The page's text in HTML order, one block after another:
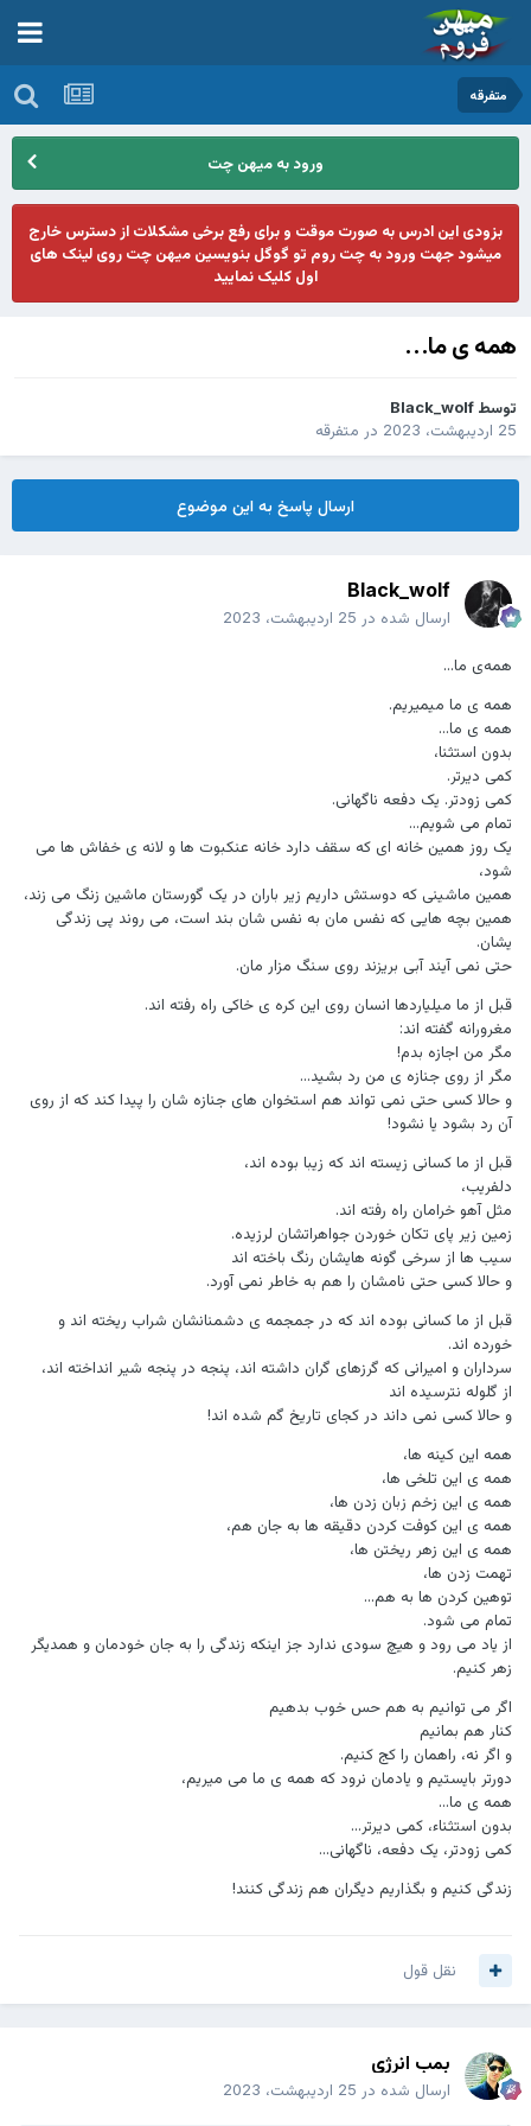
متفرقه
ورود به میهن چت
بزودی این ادرس به صورت موقت و برای رفع برخی مشکلات از دسترس خارج
میشود جهت ورود به چت روم تو گوگل بنویسین میهن چت روی لینک های
اول کلیک نمایید
همه ی ما...
توسط Black_wolf
25 اردیبهشت، 2023
در متفرقه
ارسال پاسخ به این موضوع
Black_wolf
ارسال شده در 25 اردیبهشت، 2023
همه‌ی ما...
همه ی ما میمیریم.
همه ی ما...
بدون استثنا،
کمی دیرتر.
کمی زودتر. یک دفعه ناگهانی.
تمام می شویم...
یک روز همین خانه ای که سقف دارد خانه عنکبوت ها و لانه ی خفاش ها می
شود،
همین ماشینی که دوستش داریم زیر باران در یک گورستان ماشین زنگ می زند،
همین بچه هایی که نفس مان به نفس شان بند است، می روند پی زندگی
یشان.
حتی نمی آیند آبی بریزند روی سنگ مزار مان.
قبل از ما میلیاردها انسان روی این کره ی خاکی راه رفته اند.
مغرورانه گفته اند:
مگر من اجازه بدم!
مگر از روی جنازه ی من رد بشید...
و حالا کسی حتی نمی تواند هم استخوان های جنازه شان را پیدا کند که از روی
آن رد بشود یا نشود!
قبل از ما کسانی زیسته اند که زیبا بوده اند،
دلفریب،
مثل آهو خرامان راه رفته اند.
زمین زیر پای تکان خوردن جواهراتشان لرزیده.
سیب ها از سرخی گونه هایشان رنگ باخته اند
و حالا کسی حتی نامشان را هم به خاطر نمی آورد.
قبل از ما کسانی بوده اند که در جمجمه ی دشمنانشان شراب ریخته اند و
خورده اند.
سرداران و امیرانی که گرزهای گران داشته اند، پنجه در پنجه شیر انداخته اند،
از گلوله نترسیده اند
و حالا کسی نمی داند در کجای تاریخ گم شده اند!
همه این کینه ها،
همه ی این تلخی ها،
همه ی این زخم زبان زدن ها،
همه ی این کوفت کردن دقیقه ها به جان هم،
همه ی این زهر ریختن ها،
تهمت زدن ها،
توهین کردن ها به هم...
تمام می شود.
از یاد می رود و هیچ سودی ندارد جز اینکه زندگی را به جان خودمان و همدیگر
زهر کنیم.
اگر می توانیم به هم حس خوب بدهیم
کنار هم بمانیم
و اگر نه، راهمان را کج کنیم.
دورتر بایستیم و یادمان نرود که همه ی ما می میریم،
همه ی ما...
بدون استثناء، کمی دیرتر...
کمی زودتر، یک دفعه، ناگهانی...
زندگی کنیم و بگذاریم دیگران هم زندگی کنند!
نقل قول
بمب انرژی
ارسال شده در 25 اردیبهشت، 2023